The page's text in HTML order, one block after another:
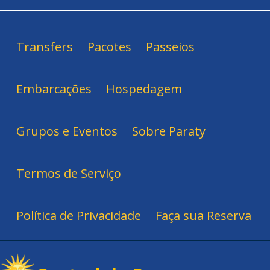
Transfers Pacotes Passeios
Embarcações Hospedagem
Grupos e Eventos Sobre Paraty
Termos de Serviço
Política de Privacidade Faça sua Reserva